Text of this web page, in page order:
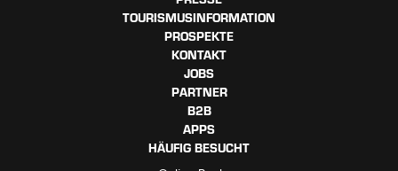
TOURISMUSINFORMATION
PROSPEKTE
KONTAKT
JOBS
PARTNER
B2B
APPS
HÄUFIG BESUCHT